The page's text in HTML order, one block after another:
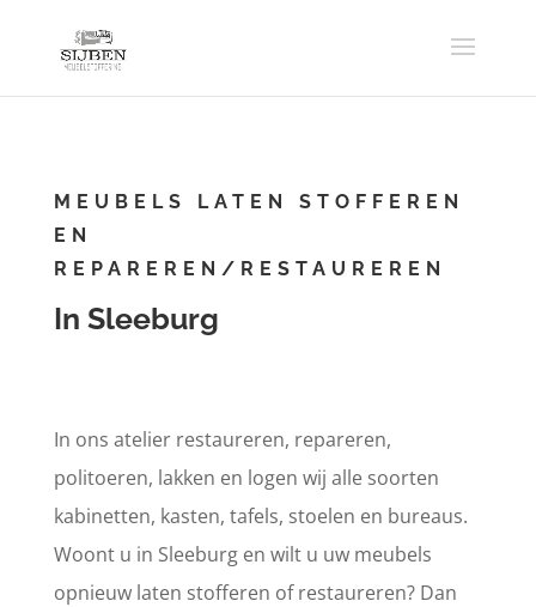
MEUBELS LATEN STOFFEREN
EN
REPAREREN/RESTAUREREN
In Sleeburg
In ons atelier restaureren, repareren,
politoeren, lakken en logen wij alle soorten
kabinetten, kasten, tafels, stoelen en bureaus.
Woont u in Sleeburg en wilt u uw meubels
opnieuw laten stofferen of restaureren? Dan